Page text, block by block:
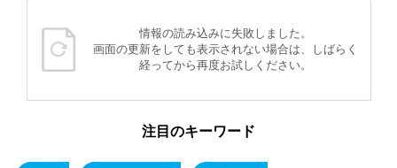
情報の読み込みに失敗しました。
画面の更新をしても表示されない場合は、しばらく
経ってから再度お試しください。
注目のキーワード